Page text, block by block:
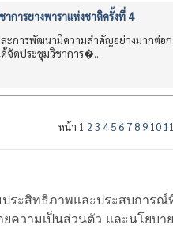
าการยางพาราแห่งชาติครั้งที่ 4
การพัฒนามีความสำคัญอย่างมากต่อกา
จัดประชุมวิชาการ�...
หน้า 1 2 3 456 78 9 10 11
หน้าหลัก|ราย
สม
ประสิทธิภาพและประสบการ
ยความเป็นส่วนตัว และนโยบ